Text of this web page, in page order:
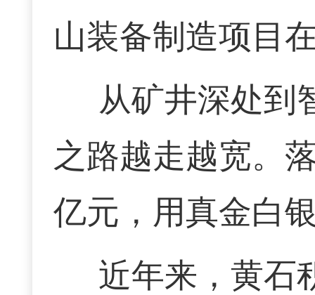
山装备制造项目
从矿井深处到
之路越走越宽。
亿元，用真金白
近年来，黄石